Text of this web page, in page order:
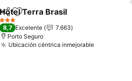
CompartirAgregar a favoritos
Hotel Terra Brasil
3 Estrellas
8,7 Excelente
7.663
Porto Seguro
Ubicación céntrica inmejorable